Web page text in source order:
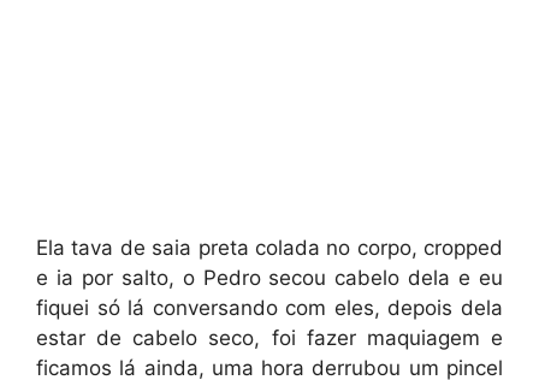
Ela tava de saia preta colada no corpo, cropped
e ia por salto, o Pedro secou cabelo dela e eu
fiquei só lá conversando com eles, depois dela
estar de cabelo seco, foi fazer maquiagem e
ficamos lá ainda, uma hora derrubou um pincel